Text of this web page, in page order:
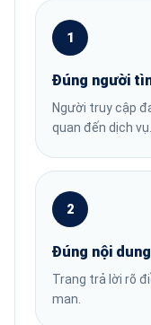
1
Đúng người
Người truy cập
quan đến dịch vụ.
2
Đúng nội
Trang trả lời rõ
man.